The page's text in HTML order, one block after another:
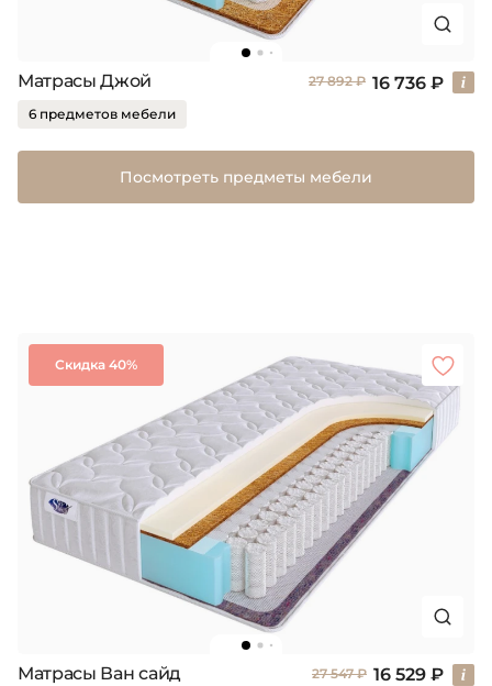
Матрасы Джой 27 892 ₽ 16 736 ₽
6 предметов мебели
Посмотреть предметы мебели
Скидка 40%
Матрасы Ван сайд 27 547 ₽ 16 529 ₽